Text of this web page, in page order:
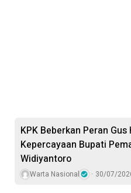
KPK Beberkan Peran Gus
Kepercayaan Bupati
Widiyantoro
Warta Nasional 30/07/